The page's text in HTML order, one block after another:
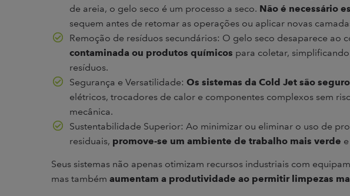
de areia, o gelo seco é um processo a seco. Não é necessário
sequem antes de retomar as operações ou aplicar novas
Remoção de resíduos secundários: O gelo seco desaparece ao
contaminada ou produtos químicos para coletar,
resíduos.
Segurança e Versatilidade: Os sistemas da Cold Jet são
elétricos, trocadores de calor e componentes complexos sem
mecânica.
Sustentabilidade Superior: Ao minimizar ou eliminar o uso de
residuais, promove-se um ambiente de trabalho mais verde
Seus sistemas não apenas otimizam recursos industriais com
mas também aumentam a produtividade ao permitir limpezas